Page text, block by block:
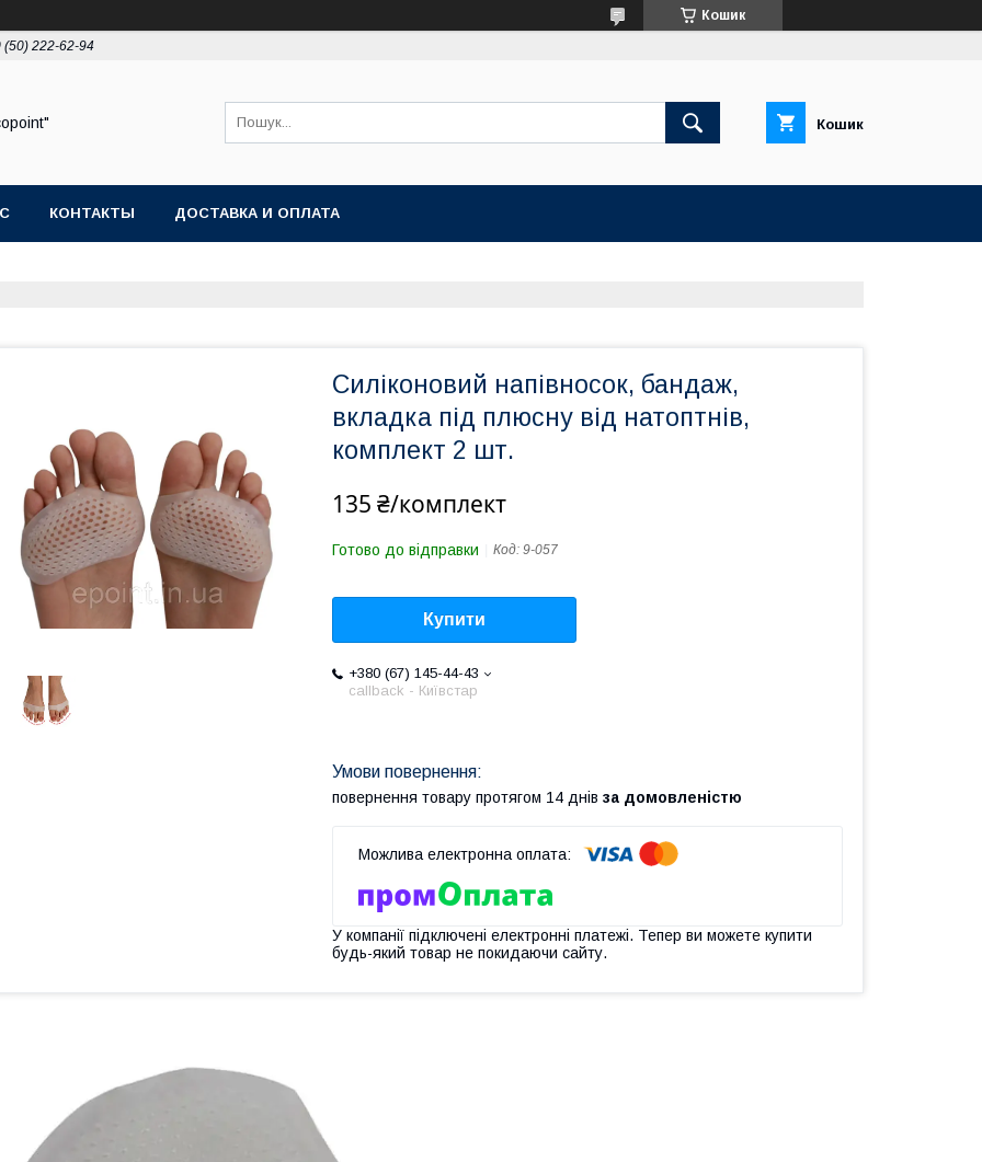
Кошик
(50) 222-62-94
Кошик
КОНТАКТЫ ДОСТАВКА И ОПЛАТА
Силіконовий напівносок, бандаж,
вкладка під плюсну від натоптнів,
комплект 2 шт.
135 ₴/комплект
Готово до відправки Код: 9-057
Купити
+380 (67) 145-44-43
callback - Київстар
повернення товару протягом 14 днів за домовленістю
У компанії підключені електронні платежі. Тепер ви можете купити
будь-який товар не покидаючи сайту.